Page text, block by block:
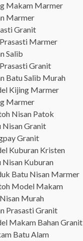
Makam Marmer
Marmer
Granit
Marmer
Salib
Granit
Batu Salib Murah
Kijing Marmer
Marmer
Nisan Patok
Nisan Granit
Granit
Kuburan Kristen
Nisan Kuburan
Batu Nisan Marmer
Model Makam
Murah
Prasasti Granit
Makam Bahan Granit
Batu Alam